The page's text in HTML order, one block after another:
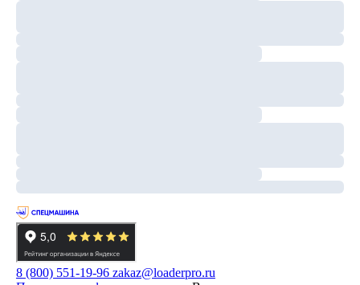
8 (800) 551-19-96 zakaz@loaderpro.ru